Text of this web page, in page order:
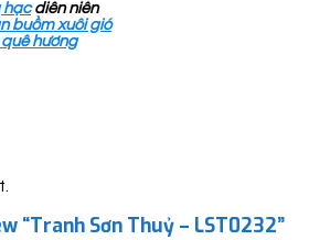
hạcdiên niên
buồm xuôi gió
hương
“Tranh Sơn Thuỷ – LST0232”